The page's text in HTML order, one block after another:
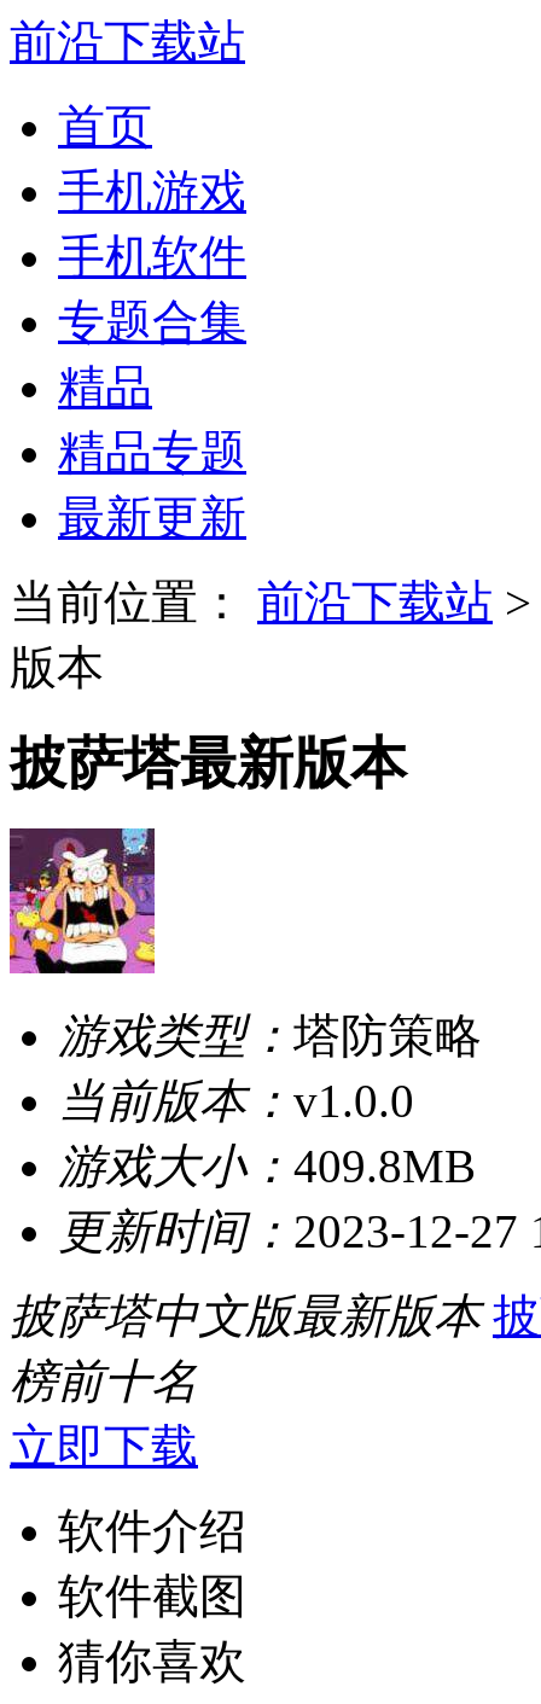
前沿下载站
首页
手机游戏
手机软件
专题合集
精品
精品专题
最新更新
当前位置：
前沿下载站
版本
披萨塔最新版本
游戏类型： 塔防策略
当前版本： v1.0.0
游戏大小： 409.8MB
更新时间： 2023-12-27
披萨塔中文版最新版本
榜前十名
立即下载
软件介绍
软件截图
猜你喜欢